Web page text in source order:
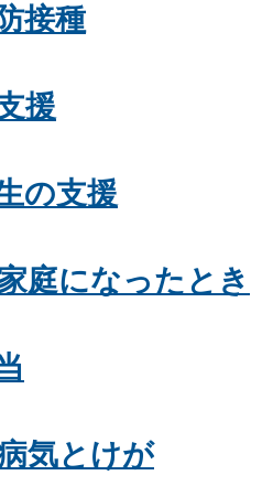
接種
援
の支援
庭になったとき
気とけが